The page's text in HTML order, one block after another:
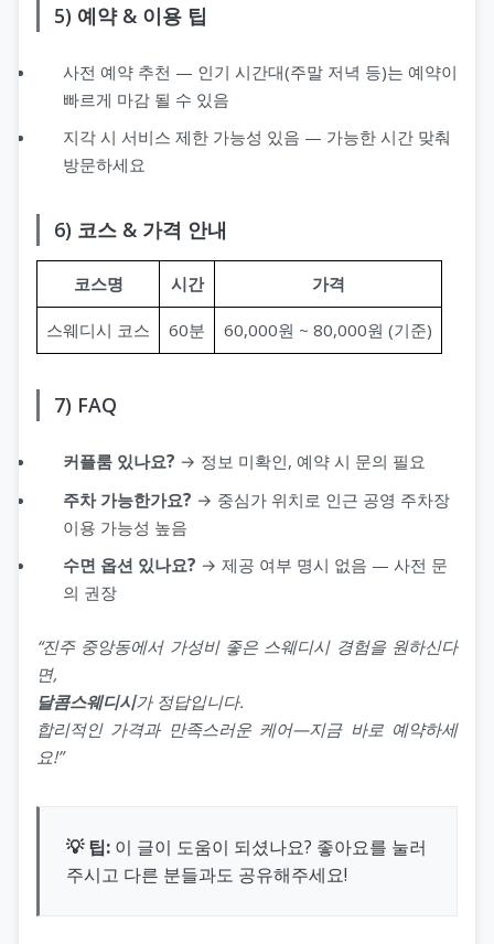
5) 예약 & 이용 팁
사전 예약 추천 — 인기 시간대(주말 저녁 등)는 예약이
빠르게 마감 될 수 있음
지각 시 서비스 제한 가능성 있음 — 가능한 시간 맞춰
방문하세요
6) 코스 & 가격 안내
코스명 시간 가격
스웨디시 코스 60분 60,000원 ~ 80,000원 (기준)
7) FAQ
커플룸 있나요? → 정보 미확인, 예약 시 문의 필요
주차 가능한가요? → 중심가 위치로 인근 공영 주차장
이용 가능성 높음
수면 옵션 있나요? → 제공 여부 명시 없음 — 사전 문
의 권장
“진주 중앙동에서 가성비 좋은 스웨디시 경험을 원하신다
면,
달콤스웨디시가 정답입니다.
합리적인 가격과 만족스러운 케어—지금 바로 예약하세
요!”
💡 팁: 이 글이 도움이 되셨나요? 좋아요를 눌러
주시고 다른 분들과도 공유해주세요!